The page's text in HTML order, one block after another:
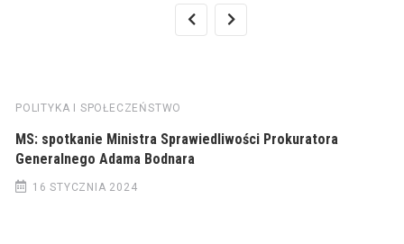
POLITYKA I SPOŁECZEŃSTWO
MS: spotkanie Ministra Sprawiedliwości Prokuratora
Generalnego Adama Bodnara
16 STYCZNIA 2024